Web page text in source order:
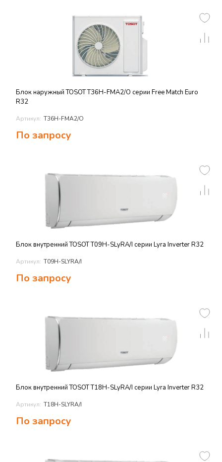
Блок наружный TOSOT T36H-FMA2/O серии Free Match Euro
R32
Артикул: T36H-FMA2/O
По запросу
Блок внутренний TOSOT T09H-SLyRA/I серии Lyra Inverter R32
Артикул: T09H-SLYRA/I
По запросу
Блок внутренний TOSOT T18H-SLyRA/I серии Lyra Inverter R32
Артикул: T18H-SLYRA/I
По запросу